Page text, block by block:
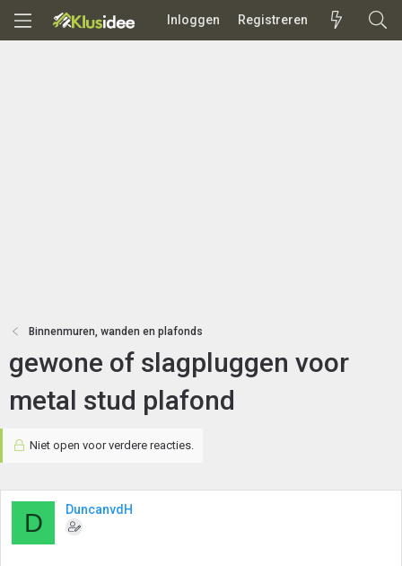
Inloggen Registreren
Binnenmuren, wanden en plafonds
gewone of slagpluggen voor
metal stud plafond
Niet open voor verdere reacties.
D DuncanvdH